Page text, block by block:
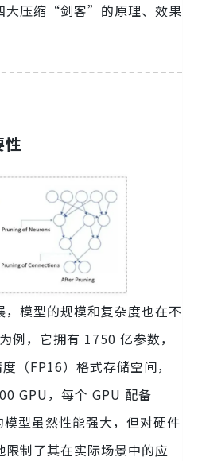
大压缩“剑客”的原理、效果
模型的规模和复杂度也在不
例，它拥有 1750 亿参数，
（FP16）格式存储空间，
GPU，每个 GPU 配备
型虽然性能强大，但对硬件
制了其在实际场景中的应